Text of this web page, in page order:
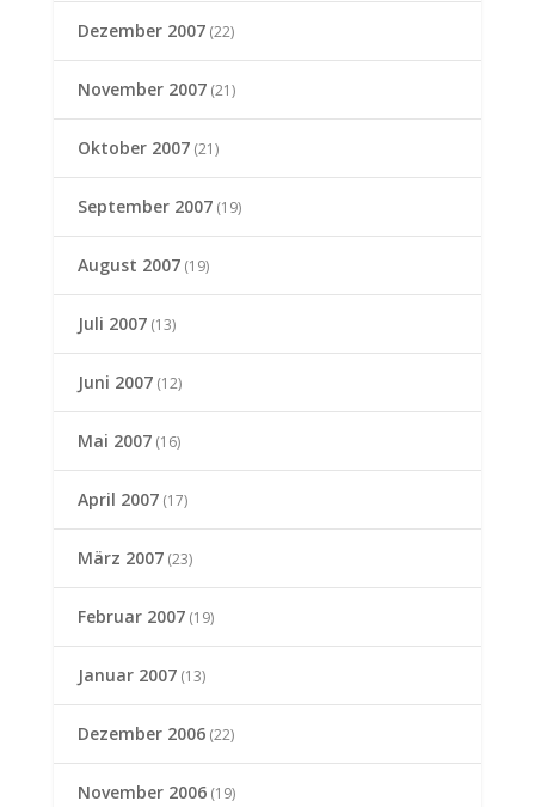
Dezember 2007(22)
November 2007(21)
Oktober 2007(21)
September 2007(19)
August 2007(19)
Juli 2007(13)
Juni 2007(12)
Mai 2007(16)
April 2007(17)
März 2007(23)
Februar 2007(19)
Januar 2007(13)
Dezember 2006(22)
November 2006(19)